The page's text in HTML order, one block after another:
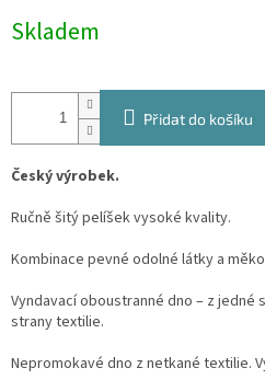
cena:
Skladem
Přidat do košíku
Český výrobek.
Ručně šitý pelíšek vysoké kvality.
Kombinace pevné odolné látky a
Vyndavací oboustranné dno – z
strany textilie.
Nepromokavé dno z netkané textilie.